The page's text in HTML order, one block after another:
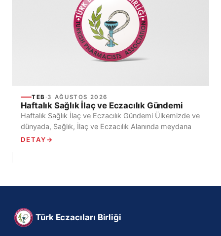
TEB ·3 AĞUSTOS 2026
Haftalık Sağlık İlaç ve Eczacılık Gündemi
Haftalık Sağlık İlaç ve Eczacılık Gündemi Ülkemizde ve
dünyada, Sağlık, İlaç ve Eczacılık Alanında meydana
gelen Haftalık Gelişmelerin kısa başlıklar halinde yer
DETAY→
Türk Eczacıları Birliği